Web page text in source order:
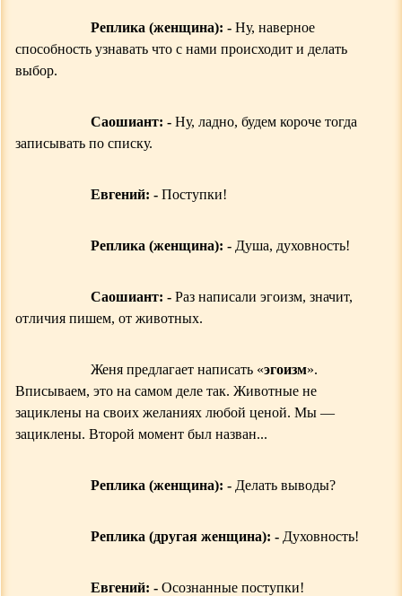
Реплика (женщина): - Ну, наверное
способность узнавать что с нами происходит и делать
выбор.
Саошиант: - Ну, ладно, будем короче тогда
записывать по списку.
Евгений: - Поступки!
Реплика (женщина): - Душа, духовность!
Саошиант: - Раз написали эгоизм, значит,
отличия пишем, от животных.
Женя предлагает написать «эгоизм».
Вписываем, это на самом деле так. Животные не
зациклены на своих желаниях любой ценой. Мы —
зациклены. Второй момент был назван...
Реплика (женщина): - Делать выводы?
Реплика (другая женщина): - Духовность!
Евгений: - Осознанные поступки!